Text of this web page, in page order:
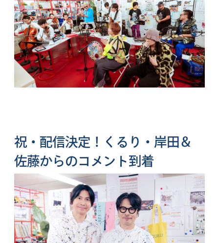
祝・配信決定！くるり・岸田＆
佐藤からのコメント到着